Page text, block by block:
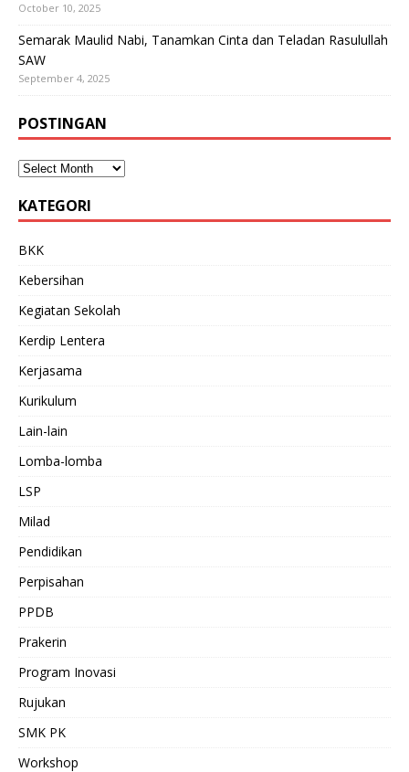
October 10, 2025
Semarak Maulid Nabi, Tanamkan Cinta dan Teladan Rasulullah
SAW
September 4, 2025
POSTINGAN
KATEGORI
BKK
Kebersihan
Kegiatan Sekolah
Kerdip Lentera
Kerjasama
Kurikulum
Lain-lain
Lomba-lomba
LSP
Milad
Pendidikan
Perpisahan
PPDB
Prakerin
Program Inovasi
Rujukan
SMK PK
Workshop